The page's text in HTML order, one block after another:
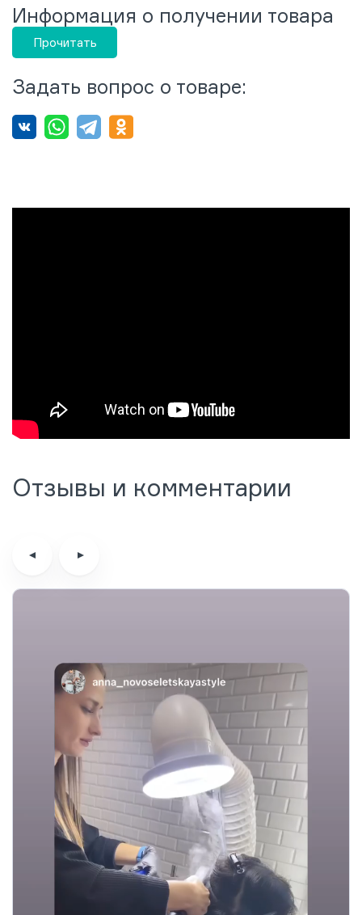
Информация о получении товара
Прочитать
Задать вопрос о товаре:
Отзывы и комментарии